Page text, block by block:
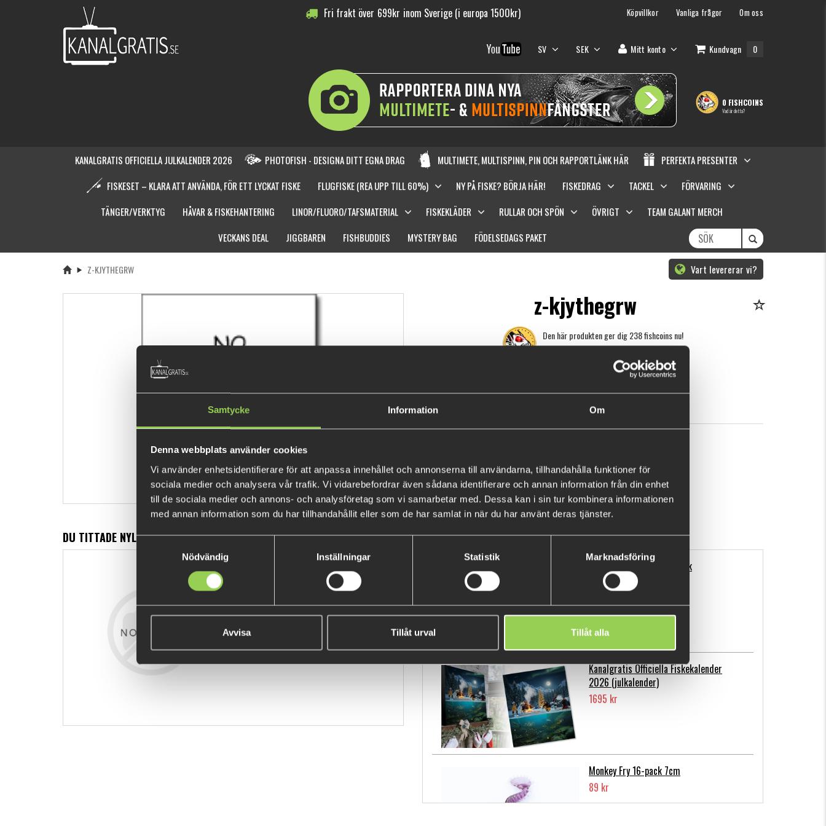
Samtycke Information Om
Denna webbplats använder cookies
Vi använder enhetsidentifierare för att anpassa innehållet och annonserna till användarna, tillhandahålla funktioner för
sociala medier och analysera vår trafik. Vi vidarebefordrar även sådana identifierare och annan information från din enhet
till de sociala medier och annons- och analysföretag som vi samarbetar med. Dessa kan i sin tur kombinera informationen
med annan information som du har tillhandahållit eller som de har samlat in när du har använt deras tjänster.
Samtyckesval
Nödvändig
Inställningar Statistik Marknadsföring
Avvisa Tillåt urval Tillåt alla
Fri frakt över 699kr inom Sverige (i europa 1500kr) Köpvillkor Vanliga frågor Om oss
SV SEK Mitt konto Kundvagn 0
0 FISHCOINS
Vad är detta?
KANALGRATIS OFFICIELLA JULKALENDER 2026 PHOTOFISH - DESIGNA DITT EGNA DRAG MULTIMETE, MULTISPINN, PIN OCH RAPPORTLÄNK HÄR
PERFEKTA PRESENTER
FISKESET – KLARA ATT ANVÄNDA, FÖR ETT LYCKAT FISKE
FLUGFISKE (REA UPP TILL 60%) NY PÅ FISKE? BÖRJA HÄR! FISKEDRAG TACKEL
FÖRVARING
TÄNGER/VERKTYG
HÅVAR & FISKEHANTERING LINOR/FLUORO/TAFSMATERIAL FISKEKLÄDER RULLAR OCH SPÖN ÖVRIGT
TEAM GALANT MERCH
VECKANS DEAL
JIGGBAREN FISHBUDDIES MYSTERY BAG FÖDELSEDAGS PAKET
Z-KJYTHEGRW Vart levererar vi?
z-kjythegrw
Den här produkten ger dig 238 fishcoins nu!
Vad är detta?
119 kr KÖP
OK
DU TITTADE NYLIGEN PÅ POPULÄRA PRODUKTER
Flatnose Mini 9cm, 10-pack
139 kr
Kanalgratis Officiella Fiskekalender
2026 (julkalender)
1695 kr
Monkey Fry 16-pack 7cm
89 kr